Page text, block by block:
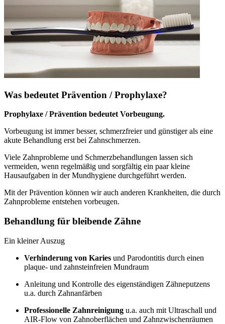
Was bedeutet Prävention / Prophylaxe?
Prophylaxe / Prävention bedeutet Vorbeugung.
Vorbeugung ist immer besser, schmerzfreier und günstiger als eine
akute Behandlung erst bei Zahnschmerzen.
Viele Zahnprobleme und Schmerzbehandlungen lassen sich
vermeiden, wenn regelmäßig und sorgfältig ein paar kleine
Hausaufgaben in der Mundhygiene durchgeführt werden.
Mit der Prävention können wir auch anderen Krankheiten, die durch
Zahnprobleme entstehen vorbeugen.
Behandlung für bleibende Zähne
Ein kleiner Auszug
Verhinderung von Karies und Parodontitis durch einen
plaque- und zahnsteinfreien Mundraum
Anleitung und Kontrolle des eigenständigen Zähneputzens
u.a. durch Zahnanfärben
Professionelle Zahnreinigung u.a. auch mit Ultraschall und
AIR-Flow von Zahnoberflächen und Zahnzwischenräumen